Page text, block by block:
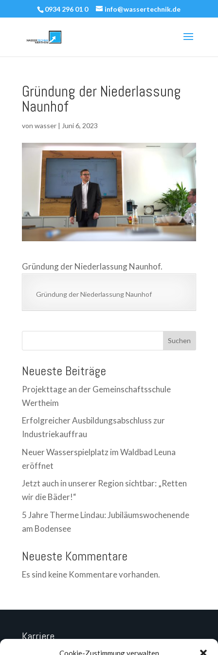
Cookie-Zustimmung verwalten
0934 296 01 0 info@wassertechnik.de
Gründung der Niederlassung
Naunhof
von wasser| Juni 6, 2023
Gründung der Niederlassung Naunhof.
Gründung der Niederlassung Naunhof
Suchen
Neueste Beiträge
Projekttage an der Gemeinschaftsschule
Wertheim
Erfolgreicher Ausbildungsabschluss zur
Industriekauffrau
Neuer Wasserspielplatz im Waldbad Leuna
eröffnet
Jetzt auch in unserer Region sichtbar: „Retten
wir die Bäder!“
5 Jahre Therme Lindau: Jubiläumswochenende
am Bodensee
Neueste Kommentare
Es sind keine Kommentare vorhanden.
Karriere
Datenschutz